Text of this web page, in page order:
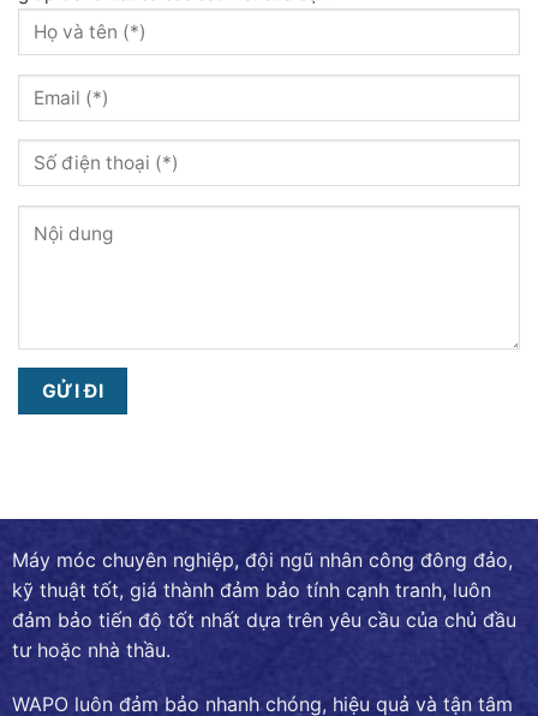
Máy móc chuyên nghiệp, đội ngũ nhân công đông đảo,
kỹ thuật tốt, giá thành đảm bảo tính cạnh tranh, luôn
đảm bảo tiến độ tốt nhất dựa trên yêu cầu của chủ đầu
tư hoặc nhà thầu.
WAPO luôn đảm bảo nhanh chóng, hiệu quả và tận tâm